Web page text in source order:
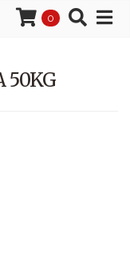
0
50KG